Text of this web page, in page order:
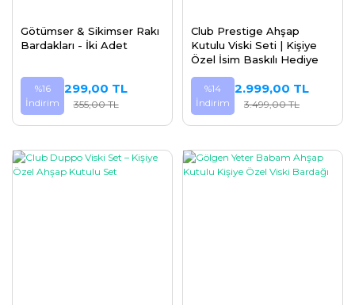
Götümser & Sikimser Rakı
Bardakları - İki Adet
%16
İndirim
299,00 TL
355,00 TL
Club Prestige Ahşap
Kutulu Viski Seti | Kişiye
Özel İsim Baskılı Hediye
%14
İndirim
2.999,00 TL
3.499,00 TL